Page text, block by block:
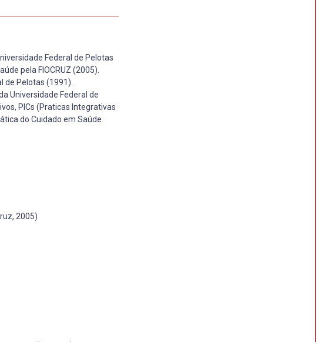
Federal de Pelotas
pela FIOCRUZ (2005).
de Pelotas (1991).
Universidade Federal de
PICs (Praticas Integrativas
do Cuidado em Saúde
2005)